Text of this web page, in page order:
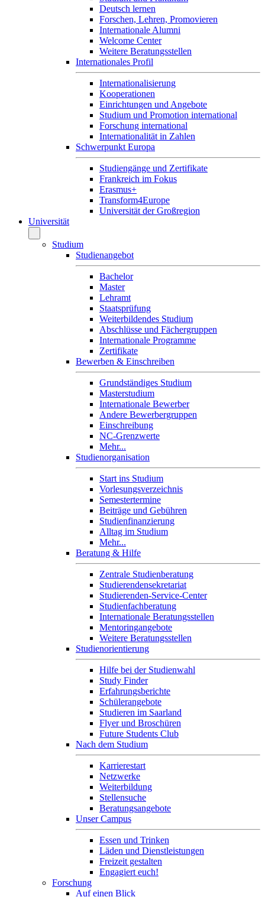
Deutsch lernen
Forschen, Lehren, Promovieren
Internationale Alumni
Welcome Center
Weitere Beratungsstellen
Internationales Profil
Internationalisierung
Kooperationen
Einrichtungen und Angebote
Studium und Promotion international
Forschung international
Internationalität in Zahlen
Schwerpunkt Europa
Studiengänge und Zertifikate
Frankreich im Fokus
Erasmus+
Transform4Europe
Universität der Großregion
Universität
Studium
Studienangebot
Bachelor
Master
Lehramt
Staatsprüfung
Weiterbildendes Studium
Abschlüsse und Fächergruppen
Internationale Programme
Zertifikate
Bewerben & Einschreiben
Grundständiges Studium
Masterstudium
Internationale Bewerber
Andere Bewerbergruppen
Einschreibung
NC-Grenzwerte
Mehr...
Studienorganisation
Start ins Studium
Vorlesungsverzeichnis
Semestertermine
Beiträge und Gebühren
Studienfinanzierung
Alltag im Studium
Mehr...
Beratung & Hilfe
Zentrale Studienberatung
Studierendensekretariat
Studierenden-Service-Center
Studienfachberatung
Internationale Beratungsstellen
Mentoringangebote
Weitere Beratungsstellen
Studienorientierung
Hilfe bei der Studienwahl
Study Finder
Erfahrungsberichte
Schülerangebote
Studieren im Saarland
Flyer und Broschüren
Future Students Club
Nach dem Studium
Karrierestart
Netzwerke
Weiterbildung
Stellensuche
Beratungsangebote
Unser Campus
Essen und Trinken
Läden und Dienstleistungen
Freizeit gestalten
Engagiert euch!
Forschung
Auf einen Blick